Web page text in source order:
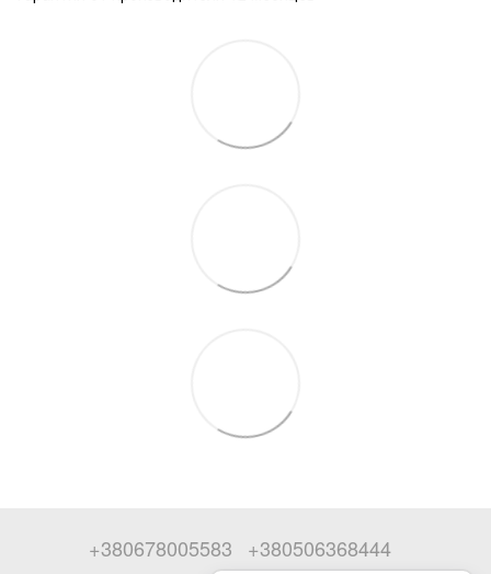
+380678005583 +380506368444